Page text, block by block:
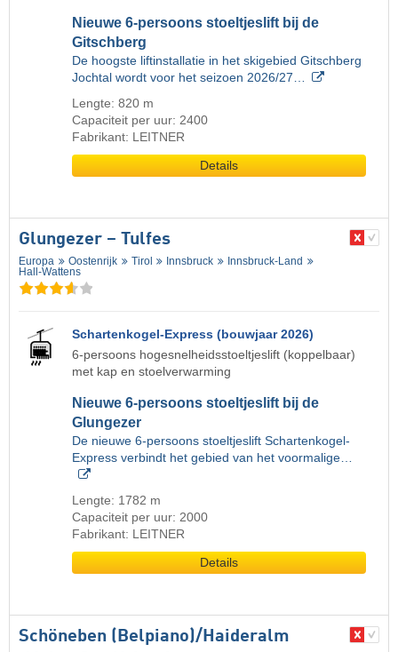
Nieuwe 6-persoons stoeltjeslift bij de
Gitschberg
De hoogste liftinstallatie in het skigebied Gitschberg
Jochtal wordt voor het seizoen 2026/27…
Lengte: 820 m
Capaciteit per uur: 2400
Fabrikant: LEITNER
Details
Glungezer – Tulfes
Europa Oostenrijk Tirol Innsbruck
Innsbruck-Land
Hall-Wattens
Schartenkogel-Express (bouwjaar 2026)
6-persoons hogesnelheidsstoeltjeslift (koppelbaar)
met kap en stoelverwarming
Nieuwe 6-persoons stoeltjeslift bij de
Glungezer
De nieuwe 6-persoons stoeltjeslift Schartenkogel-
Express verbindt het gebied van het voormalige…
Lengte: 1782 m
Capaciteit per uur: 2000
Fabrikant: LEITNER
Details
Schöneben (Belpiano)/​Haideralm